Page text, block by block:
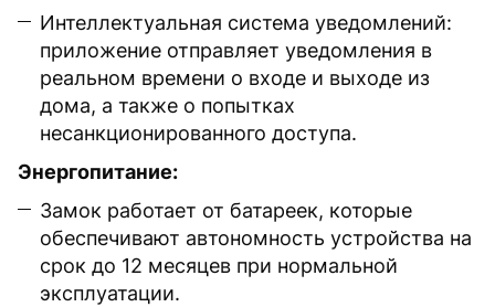
Интеллектуальная система уведомлений:
приложение отправляет уведомления в
реальном времени о входе и выходе из
дома, а также о попытках
несанкционированного доступа.
Энергопитание:
Замок работает от батареек, которые
обеспечивают автономность устройства на
срок до 12 месяцев при нормальной
эксплуатации.